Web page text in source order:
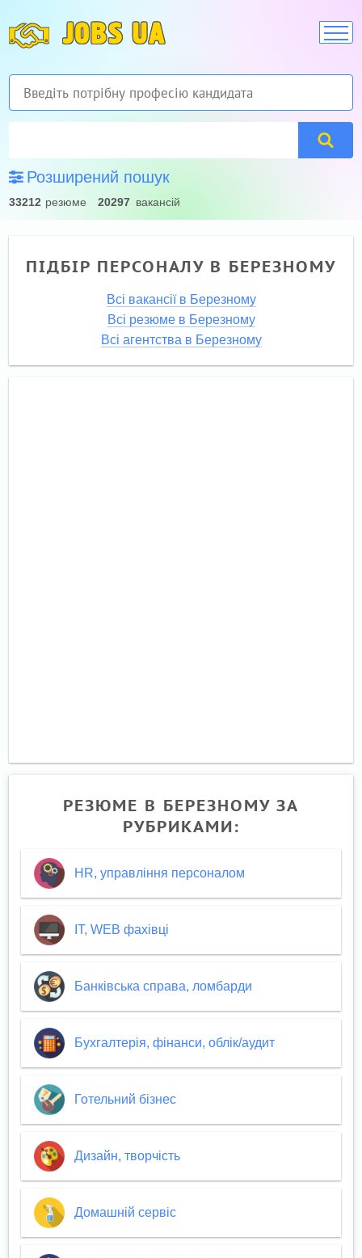
JOBS UA
Розширений пошук
33212 резюме 20297 вакансій
ПІДБІР ПЕРСОНАЛУ В БЕРЕЗНОМУ
Всі вакансії в Березному
Всі резюме в Березному
Всі агентства в Березному
РЕЗЮМЕ В БЕРЕЗНОМУ ЗА
РУБРИКАМИ:
HR, управління персоналом
IT, WEB фахівці
Банківська справа, ломбарди
Бухгалтерія, фінанси, облік/аудит
Готельний бізнес
Дизайн, творчість
Домашній сервіс